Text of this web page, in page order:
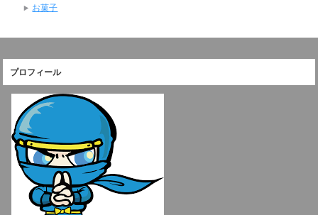
お菓子
プロフィール